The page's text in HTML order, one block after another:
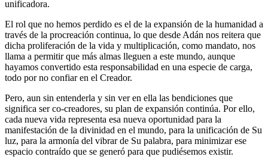
unificadora.
El rol que no hemos perdido es el de la expansión de la humanidad a
través de la procreación continua, lo que desde Adán nos reitera que
dicha proliferación de la vida y multiplicación, como mandato, nos
llama a permitir que más almas lleguen a este mundo, aunque
hayamos convertido esta responsabilidad en una especie de carga,
todo por no confiar en el Creador.
Pero, aun sin entenderla y sin ver en ella las bendiciones que
significa ser co-creadores, su plan de expansión continúa. Por ello,
cada nueva vida representa esa nueva oportunidad para la
manifestación de la divinidad en el mundo, para la unificación de Su
luz, para la armonía del vibrar de Su palabra, para minimizar ese
espacio contraído que se generó para que pudiésemos existir.